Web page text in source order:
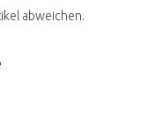
abweichen.